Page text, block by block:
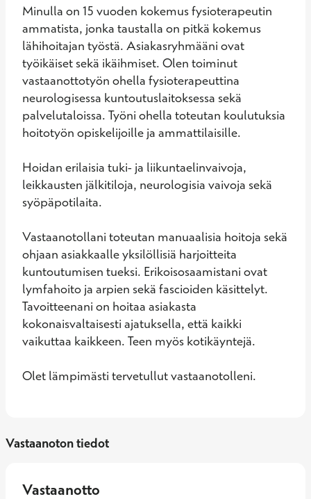
Minulla on 15 vuoden kokemus fysioterapeutin
ammatista, jonka taustalla on pitkä kokemus
lähihoitajan työstä. Asiakasryhmääni ovat
työikäiset sekä ikäihmiset. Olen toiminut
vastaanottotyön ohella fysioterapeuttina
neurologisessa kuntoutuslaitoksessa sekä
palvelutaloissa. Työni ohella toteutan koulutuksia
hoitotyön opiskelijoille ja ammattilaisille.
Hoidan erilaisia tuki- ja liikuntaelinvaivoja,
leikkausten jälkitiloja, neurologisia vaivoja sekä
syöpäpotilaita.
Vastaanotollani toteutan manuaalisia hoitoja sekä
ohjaan asiakkaalle yksilöllisiä harjoitteita
kuntoutumisen tueksi. Erikoisosaamistani ovat
lymfahoito ja arpien sekä fascioiden käsittelyt.
Tavoitteenani on hoitaa asiakasta
kokonaisvaltaisesti ajatuksella, että kaikki
vaikuttaa kaikkeen. Teen myös kotikäyntejä.
Olet lämpimästi tervetullut vastaanotolleni.
Vastaanoton tiedot
Vastaanotto